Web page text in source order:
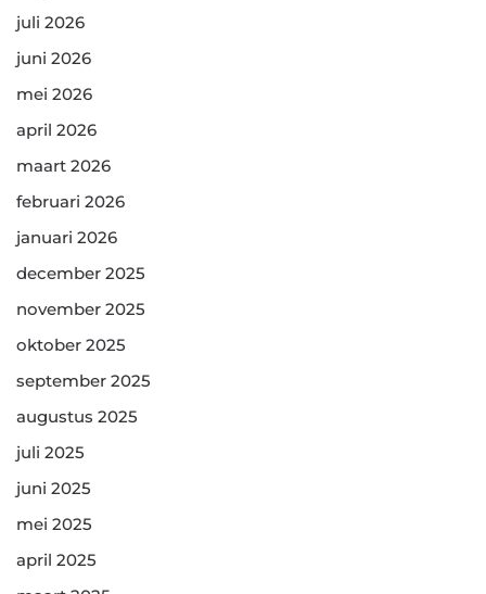
juli 2026
juni 2026
mei 2026
april 2026
maart 2026
februari 2026
januari 2026
december 2025
november 2025
oktober 2025
september 2025
augustus 2025
juli 2025
juni 2025
mei 2025
april 2025